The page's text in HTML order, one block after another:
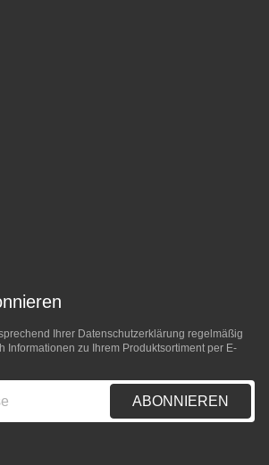
Ihrer Datenschutzerklärung regelmäßig
Informationen zu Ihrem Produktsortiment per E-
ABONNIEREN